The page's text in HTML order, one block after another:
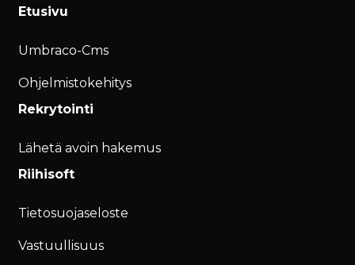
Etusivu
Umbraco-Cms
Ohjelmistokehitys
Rekrytointi
Lähetä avoin hakemus
Riihisoft
Tietosuojaseloste
Vastuullisuus